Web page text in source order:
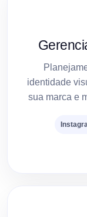
identidade
sua marca e